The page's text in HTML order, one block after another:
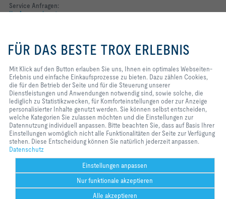
Service Anfragen:
Ihr Ansprechpartner
FACEBOOK
LINKEDIN
INSTAGRAM
Home Kontakt
2026 © TROX Austria + CEE GmbH
Sie uns, Ihnen ein optimales
Webseiten-Erlebnis und einfache
zählen Cookies, die für den
Betrieb der Seite und für die
Steuerung unserer
Dienstleistungen und
Anwendungen notwendig sind,
sowie solche, die lediglich zu
Statistikzwecken, für
Komforteinstellungen oder zur
Anzeige personalisierter Inhalte
genutzt werden. Sie können selbst
Sie zulassen möchten und die
Einstellungen zur Datennutzung
individuell anpassen. Bitte
beachten Sie, dass auf Basis Ihrer
Einstellungen womöglich nicht alle
Funktionalitäten der Seite zur
FÜR DAS BESTE TROX ERLEBNIS
Mit Klick auf den Button erlauben Sie uns, Ihnen ein optimales Webseiten-
Erlebnis und einfache Einkaufsprozesse zu bieten. Dazu zählen Cookies,
die für den Betrieb der Seite und für die Steuerung unserer
Dienstleistungen und Anwendungen notwendig sind, sowie solche, die
lediglich zu Statistikzwecken, für Komforteinstellungen oder zur Anzeige
personalisierter Inhalte genutzt werden. Sie können selbst entscheiden,
welche Kategorien Sie zulassen möchten und die Einstellungen zur
Datennutzung individuell anpassen. Bitte beachten Sie, dass auf Basis Ihrer
Einstellungen womöglich nicht alle Funktionalitäten der Seite zur Verfügung
stehen. Diese Entscheidung können Sie natürlich jederzeit anpassen.
Datenschutz
Einstellungen anpassen
Nur funktionale akzeptieren
Alle akzeptieren